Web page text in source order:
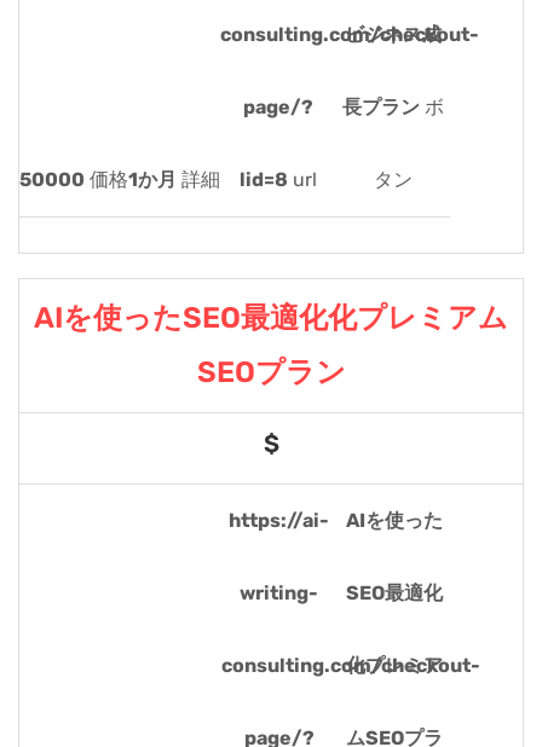
50000 価格1か月 詳細
consulting.com/checkout-
page/?
lid=8 url
ビジネス成
長プランボ
タン
AIを使ったSEO最適化化プレミアム
SEOプラン
$
https://ai-
writing-
consulting.com/checkout-
page/?
AIを使った
SEO最適化
化プレミア
ムSEOプラ